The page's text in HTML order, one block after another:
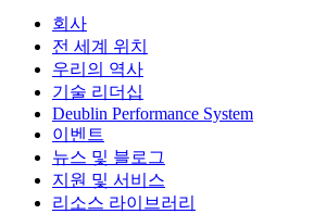
회사
전 세계 위치
우리의 역사
기술 리더십
Deublin Performance System
이벤트
뉴스 및 블로그
지원 및 서비스
리소스 라이브러리